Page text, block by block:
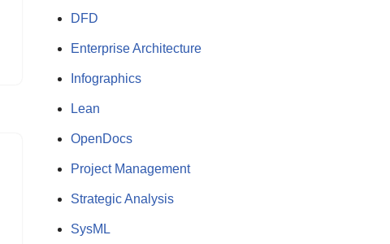
DFD
Enterprise Architecture
Infographics
Lean
OpenDocs
Project Management
Strategic Analysis
SysML